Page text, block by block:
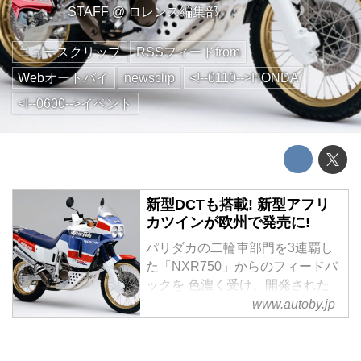
STAFF@ロレンス編集部
ニュースクリップ
RSSフィードfrom
Webオートバイ
newsclip
<!--0110-->HONDA
<!--0600-->イベント
新型DCTも搭載! 新型アフリ
カツインが欧州で発売に!
パリダカの二輪車部門を3連覇し
た「NXR750」からのフィードバ
ックを 色濃く受け、開発された
アフリカツイン。 国内では1988
年に登場し、2000年モデルまで
www.autoby.jp